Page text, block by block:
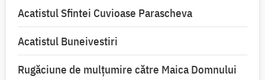
Acatistul Sfintei Cuvioase Parascheva
Acatistul Buneivestiri
Rugăciune de mulţumire către Maica Domnului